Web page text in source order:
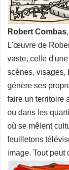
Robert Combas
L'œuvre de
vaste, celle
scènes, visages,
génère ses
faire un territoire
ou dans les
où se mêlent
feuilletons
image. Tout peut